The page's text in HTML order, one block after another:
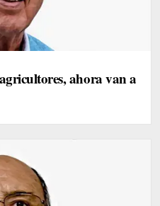
ahora van a